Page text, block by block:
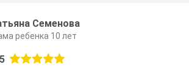
Семенова
ребенка 10 лет